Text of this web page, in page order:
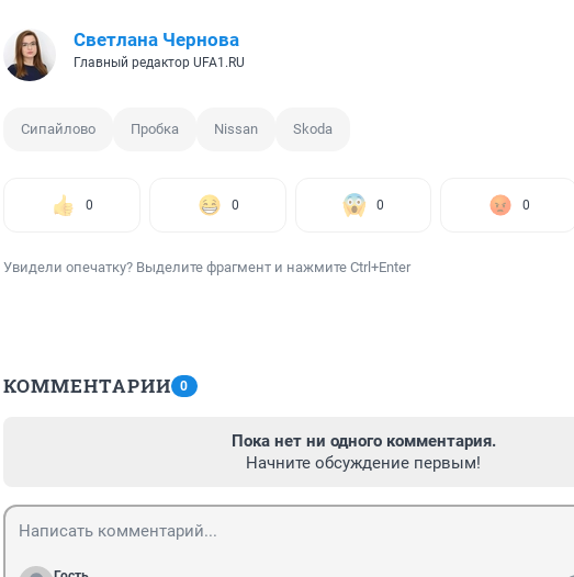
Светлана Чернова
Главный редактор UFA1.RU
Сипайлово Пробка Nissan Skoda
0 0 0 0
Увидели опечатку? Выделите фрагмент и нажмите Ctrl+Enter
КОММЕНТАРИИ 0
Пока нет ни одного комментария.
Начните обсуждение первым!